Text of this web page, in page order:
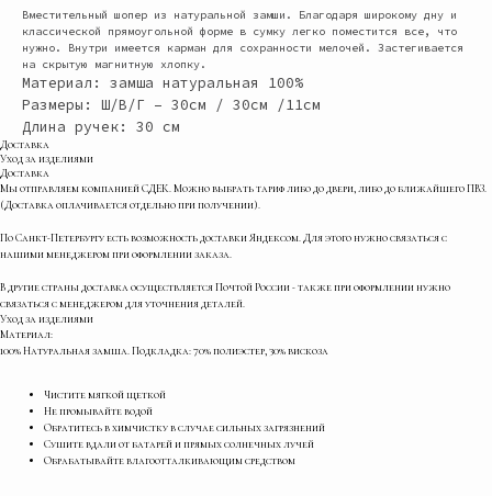
Вместительный шопер из натуральной замши. Благодаря широкому дну и
классической прямоугольной форме в сумку легко поместится все, что
нужно. Внутри имеется карман для сохранности мелочей. Застегивается
на скрытую магнитную хлопку.
Материал: замша натуральная 100%
Размеры: Ш/В/Г – 30см / 30см /11см
Длина ручек: 30 см
Доставка
Уход за изделиями
Доставка
Мы отправляем компанией СДЕК. Можно выбрать тариф либо до двери, либо до ближайшего ПВЗ.
(Доставка оплачивается отдельно при получении).
По Санкт-Петербургу есть возможность доставки Яндексом. Для этого нужно связаться с
нашими менеджером при оформлении заказа.
В другие страны доставка осуществляется Почтой России - также при оформлении нужно
связаться с менеджером для уточнения деталей.
Уход за изделиями
Материал:
100% Натуральная замша. Подкладка: 70% полиэстер, 30% вискоза
Чистите мягкой щеткой
Не промывайте водой
Обратитесь в химчистку в случае сильных загрязнений
Сушите вдали от батарей и прямых солнечных лучей
Обрабатывайте влагоотталкивающим средством